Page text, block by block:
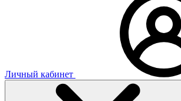
Личный кабинет